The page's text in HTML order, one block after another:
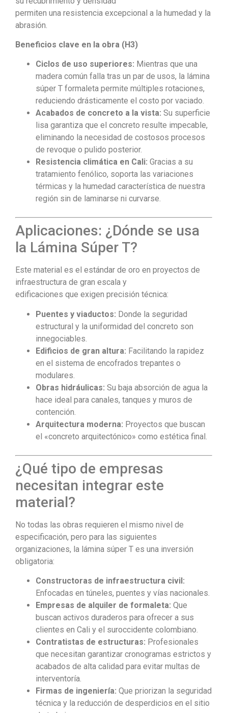
permiten una resistencia excepcional a la humedad y la
abrasión.
Beneficios clave en la obra (H3)
Ciclos de uso superiores: Mientras que una
madera común falla tras un par de usos, la lámina
súper T formaleta permite múltiples rotaciones,
reduciendo drásticamente el costo por vaciado.
Acabados de concreto a la vista: Su superficie
lisa garantiza que el concreto resulte impecable,
eliminando la necesidad de costosos procesos
de revoque o pulido posterior.
Resistencia climática en Cali: Gracias a su
tratamiento fenólico, soporta las variaciones
térmicas y la humedad característica de nuestra
región sin de laminarse ni curvarse.
Aplicaciones: ¿Dónde se usa
la Lámina Súper T?
Este material es el estándar de oro en proyectos de
infraestructura de gran escala y
edificaciones que exigen precisión técnica:
Puentes y viaductos: Donde la seguridad
estructural y la uniformidad del concreto son
innegociables.
Edificios de gran altura: Facilitando la rapidez
en el sistema de encofrados trepantes o
modulares.
Obras hidráulicas: Su baja absorción de agua la
hace ideal para canales, tanques y muros de
contención.
Arquitectura moderna: Proyectos que buscan
el «concreto arquitectónico» como estética final.
¿Qué tipo de empresas
necesitan integrar este
material?
No todas las obras requieren el mismo nivel de
especificación, pero para las siguientes
organizaciones, la lámina súper T es una inversión
obligatoria:
Constructoras de infraestructura civil:
Enfocadas en túneles, puentes y vías nacionales.
Empresas de alquiler de formaleta: Que
buscan activos duraderos para ofrecer a sus
clientes en Cali y el suroccidente colombiano.
Contratistas de estructuras: Profesionales
que necesitan garantizar cronogramas estrictos y
acabados de alta calidad para evitar multas de
interventoría.
Firmas de ingeniería: Que priorizan la seguridad
técnica y la reducción de desperdicios en el sitio